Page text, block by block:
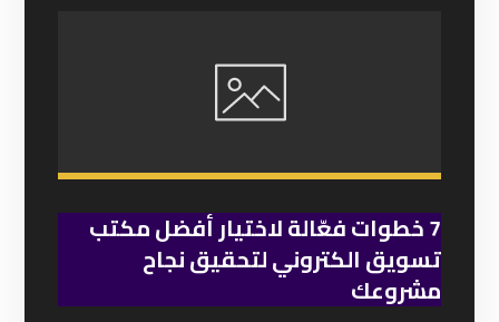
7 خطوات فعّالة لاختيار أفضل مكتب
تسويق الكتروني لتحقيق نجاح
مشروعك